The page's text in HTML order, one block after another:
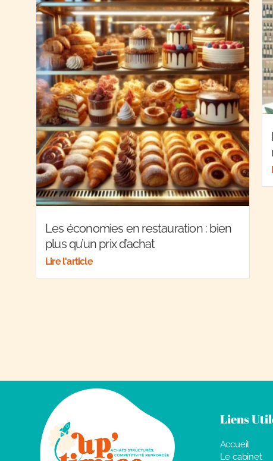
Les économies en restauration : bien
plus qu’un prix d’achat
Lire l'article
Liens
Accueil
Le cabinet